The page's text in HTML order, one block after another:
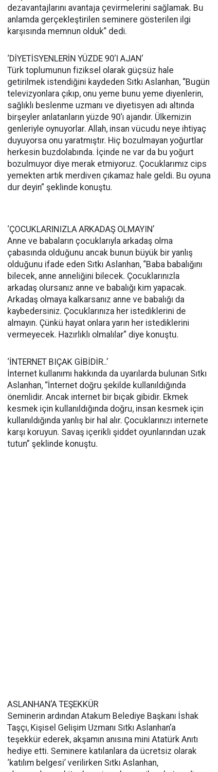
dezavantajlarını avantaja çevirmelerini sağlamak. Bu
anlamda gerçekleştirilen seminere gösterilen ilgi
karşısında memnun olduk” dedi.
‘DİYETİSYENLERİN YÜZDE 90’I AJAN’
Türk toplumunun fiziksel olarak güçsüz hale
getirilmek istendiğini kaydeden Sıtkı Aslanhan, “Bugün
televizyonlara çıkıp, onu yeme bunu yeme diyenlerin,
sağlıklı beslenme uzmanı ve diyetisyen adı altında
birşeyler anlatanların yüzde 90’ı ajandır. Ülkemizin
genleriyle oynuyorlar. Allah, insan vücudu neye ihtiyaç
duyuyorsa onu yaratmıştır. Hiç bozulmayan yoğurtlar
herkesin buzdolabında. İçinde ne var da bu yoğurt
bozulmuyor diye merak etmiyoruz. Çocuklarımız cips
yemekten artık merdiven çıkamaz hale geldi. Bu oyuna
dur deyin” şeklinde konuştu.
‘ÇOCUKLARINIZLA ARKADAŞ OLMAYIN’
Anne ve babaların çocuklarıyla arkadaş olma
çabasında olduğunu ancak bunun büyük bir yanlış
olduğunu ifade eden Sıtkı Aslanhan, “Baba babalığını
bilecek, anne anneliğini bilecek. Çocuklarınızla
arkadaş olursanız anne ve babalığı kim yapacak.
Arkadaş olmaya kalkarsanız anne ve babalığı da
kaybedersiniz. Çocuklarınıza her istediklerini de
almayın. Çünkü hayat onlara yarın her istediklerini
vermeyecek. Hazırlıklı olmalılar” diye konuştu.
‘İNTERNET BIÇAK GİBİDİR..’
İnternet kullanımı hakkında da uyarılarda bulunan Sıtkı
Aslanhan, “İnternet doğru şekilde kullanıldığında
önemlidir. Ancak internet bir bıçak gibidir. Ekmek
kesmek için kullanıldığında doğru, insan kesmek için
kullanıldığında yanlış bir hal alır. Çocuklarınızı internete
karşı koruyun. Savaş içerikli şiddet oyunlarından uzak
tutun” şeklinde konuştu.
ASLANHAN’A TEŞEKKÜR
Seminerin ardından Atakum Belediye Başkanı İshak
Taşçı, Kişisel Gelişim Uzmanı Sıtkı Aslanhan’a
teşekkür ederek, akşamın anısına mini Atatürk Anıtı
hediye etti. Seminere katılanlara da ücretsiz olarak
‘katılım belgesi’ verilirken Sıtkı Aslanhan,